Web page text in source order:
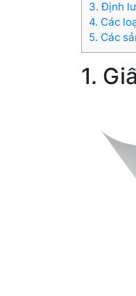
3. Định
4. Các
5. Các
1.